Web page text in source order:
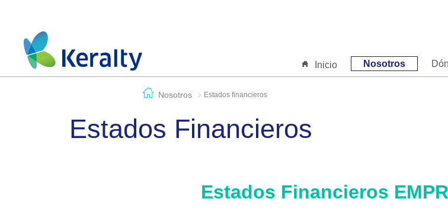
Inicio Nosotros
Nosotros Estados financieros
Estados Financieros
Estados Financieros